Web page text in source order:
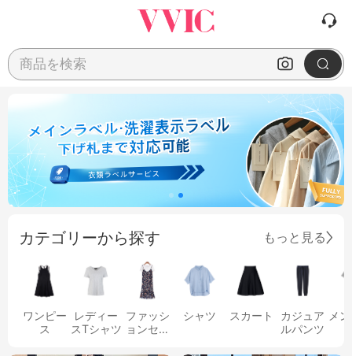
商品を検索
カテゴリーから探す もっと見る
ワンピー
ス
レディー
スTシャツ
ファッシ
ョンセッ
シャツ スカート
カジュア
ルパンツ
メ